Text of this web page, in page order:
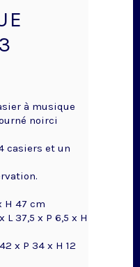
à musique
noirci
casiers et un
H 47 cm
37,5 x P 6,5 x H
x P 34 x H 12